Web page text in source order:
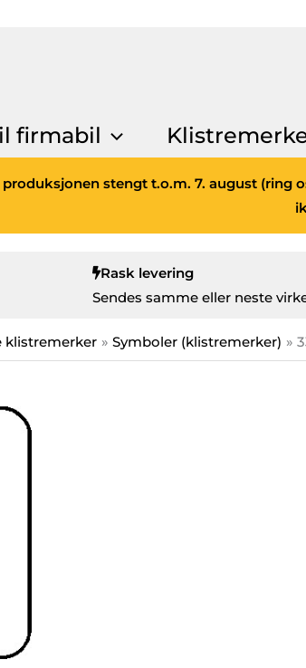
firmabil
stengt t.o.m. 7. august (ring
Rask levering
Sendes samme eller neste
klistremerker Symboler (klistremerker)